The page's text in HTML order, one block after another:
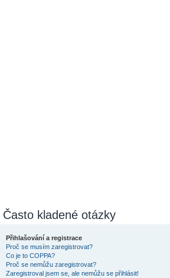
Často kladené otázky
Přihlašování a registrace
Proč se musím zaregistrovat?
Co je to COPPA?
Proč se nemůžu zaregistrovat?
Zaregistroval jsem se, ale nemůžu se přihlásit!